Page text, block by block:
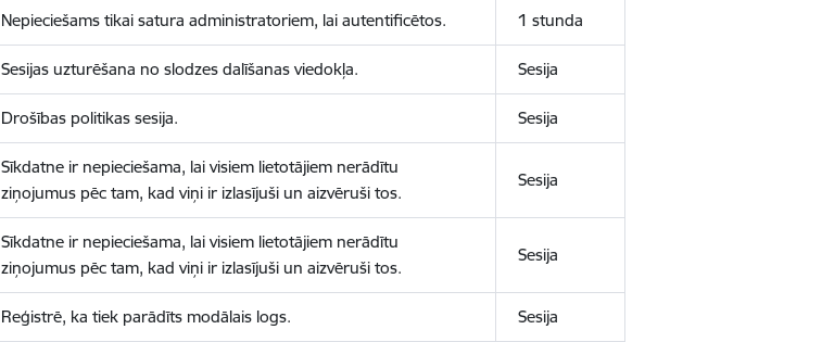
Nepieciešams tikai satura administratoriem, lai autentificētos. 1 stunda
Sesijas uzturēšana no slodzes dalīšanas viedokļa. Sesija
Drošības politikas sesija. Sesija
Sīkdatne ir nepieciešama, lai visiem lietotājiem nerādītu
ziņojumus pēc tam, kad viņi ir izlasījuši un aizvēruši tos.
Sesija
Sīkdatne ir nepieciešama, lai visiem lietotājiem nerādītu
ziņojumus pēc tam, kad viņi ir izlasījuši un aizvēruši tos.
Sesija
Reģistrē, ka tiek parādīts modālais logs. Sesija